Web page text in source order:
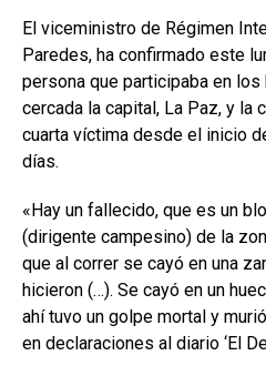
El viceministro de Régimen
Paredes, ha confirmado este
persona que participaba en
cercada la capital, La Paz, y la
cuarta víctima desde el inicio
días.
«Hay un fallecido, que es un
(dirigente campesino) de la
que al correr se cayó en una
hicieron (…). Se cayó en un
ahí tuvo un golpe mortal y
en declaraciones al diario ‘El